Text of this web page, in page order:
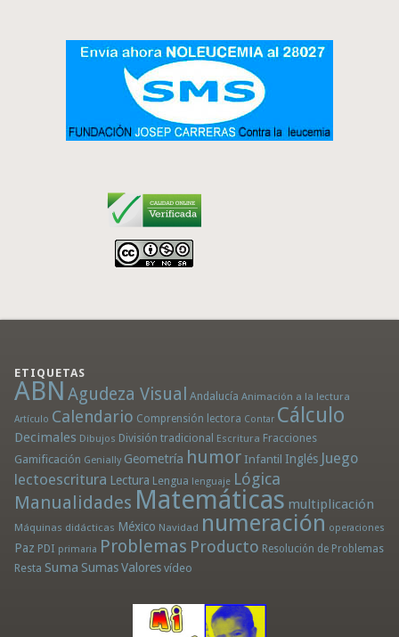
ETIQUETAS
ABN Agudeza Visual Andalucía Animación a la lectura
Artículo Calendario Comprensión lectora Contar Cálculo
Decimales Dibujos División tradicional Escritura Fracciones
Gamificación Genially Geometría humor Infantil Inglés Juego
lectoescritura Lectura Lengua lenguaje Lógica
Manualidades Matemáticas multiplicación
Máquinas didácticas México Navidad numeración operaciones
Paz PDI primaria Problemas Producto Resolución de Problemas
Resta Suma Sumas Valores vídeo